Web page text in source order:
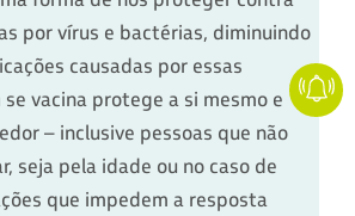
por vírus e bactérias, diminuindo
causadas por essas
vacina protege a si mesmo e
– inclusive pessoas que não
seja pela idade ou no caso de
que impedem a resposta